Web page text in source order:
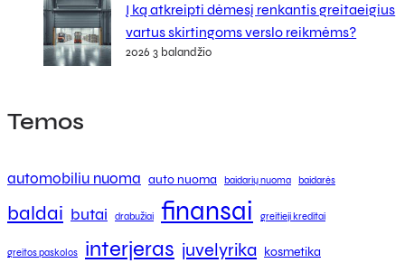
Į ką atkreipti dėmesį renkantis greitaeigius
vartus skirtingoms verslo reikmėms?
2026 3 balandžio
Temos
automobiliu nuoma auto nuoma baidarių nuoma baidarės
baldai butai drabužiai finansai greitieji kreditai
greitos paskolos interjeras juvelyrika kosmetika